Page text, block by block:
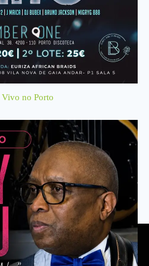
no Porto